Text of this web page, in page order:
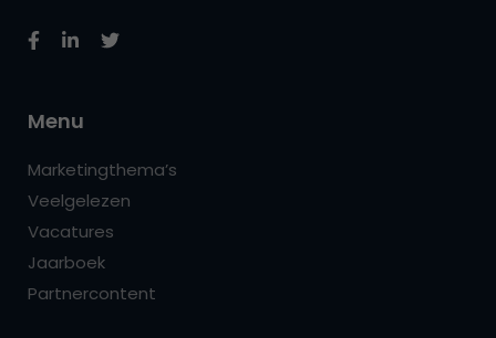
Menu
Marketingthema’s
Veelgelezen
Vacatures
Jaarboek
Partnercontent